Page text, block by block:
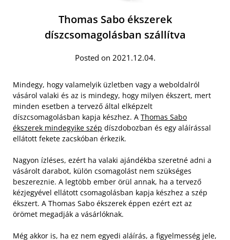
Thomas Sabo ékszerek
díszcsomagolásban szállítva
Posted on 2021.12.04.
Mindegy, hogy valamelyik üzletben vagy a weboldalról
vásárol valaki és az is mindegy, hogy milyen ékszert, mert
minden esetben a tervező által elképzelt
díszcsomagolásban kapja készhez. A Thomas Sabo
ékszerek mindegyike szép díszdobozban és egy aláírással
ellátott fekete zacskóban érkezik.
Nagyon ízléses, ezért ha valaki ajándékba szeretné adni a
vásárolt darabot, külön csomagolást nem szükséges
beszereznie. A legtöbb ember örül annak, ha a tervező
kézjegyével ellátott csomagolásban kapja készhez a szép
ékszert. A Thomas Sabo ékszerek éppen ezért ezt az
örömet megadják a vásárlóknak.
Még akkor is, ha ez nem egyedi aláírás, a figyelmesség jele,